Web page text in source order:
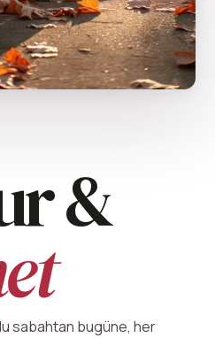
&
sabahtan bugüne, her